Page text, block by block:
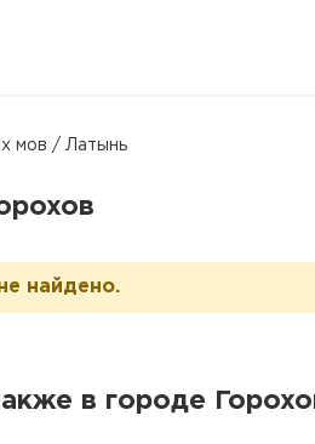
мов / Латынь
найдено.
в городе